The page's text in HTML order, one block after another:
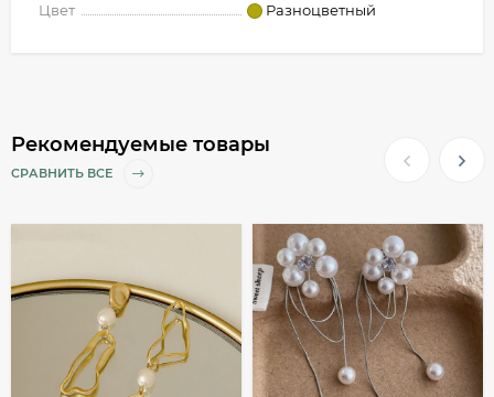
Цвет
Разноцветный
Рекомендуемые товары
СРАВНИТЬ ВСЕ